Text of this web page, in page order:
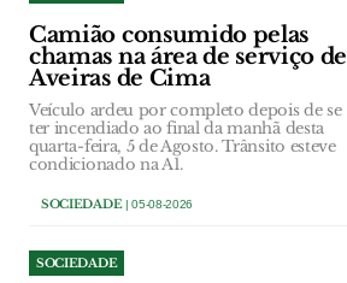
Camião consumido pelas
chamas na área de serviço de
Aveiras de Cima
Veículo ardeu por completo depois de se
ter incendiado ao final da manhã desta
quarta-feira, 5 de Agosto. Trânsito esteve
condicionado na A1.
SOCIEDADE| 05-08-2026
SOCIEDADE